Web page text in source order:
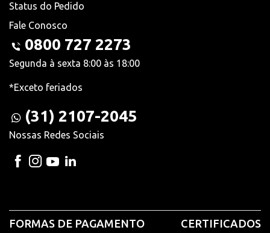
Status do Pedido
Fale Conosco
0800 727 2273
Segunda à sexta 8:00 às 18:00
*Exceto feriados
(31) 2107-2045
Nossas Redes Sociais
FORMAS DE PAGAMENTO CERTIFICADOS